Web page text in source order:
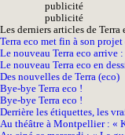
publicité
publicité
Les derniers articles de Terra
Terra eco met fin à son projet
Le nouveau Terra eco arrive
Le nouveau Terra eco en
Des nouvelles de Terra (eco)
Bye-bye Terra eco !
Bye-bye Terra eco !
Derrière les étiquettes, les
Au théâtre à Montpellier : «